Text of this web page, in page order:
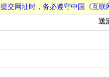
交网址时，务必遵守中国《互
送